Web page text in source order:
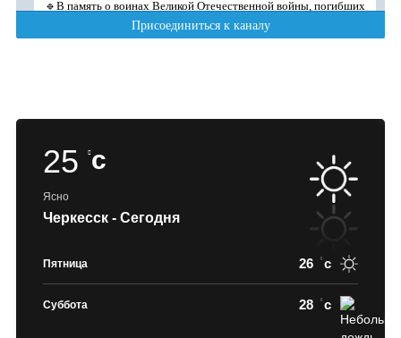
25 c
Ясно
Черкесск - Сегодня
Пятница 26 c
Суббота 28 c